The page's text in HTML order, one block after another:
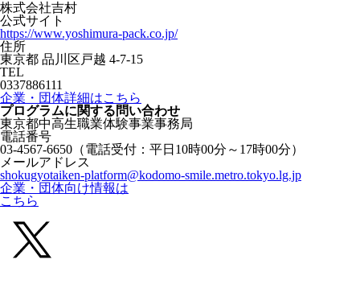
株式会社吉村
公式サイト
https://www.yoshimura-pack.co.jp/
住所
東京都 品川区戸越 4-7-15
TEL
0337886111
企業・団体詳細はこちら
プログラムに関する問い合わせ
東京都中高生職業体験事業事務局
電話番号
03-4567-6650 （電話受付：平日10時00分～17時00分）
メールアドレス
shokugyotaiken-platform@kodomo-smile.metro.tokyo.lg.jp
企業・団体向け情報は
こちら